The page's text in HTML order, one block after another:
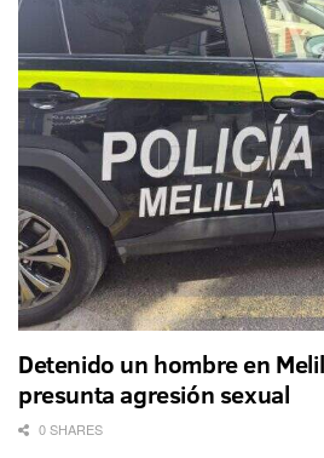
Detenido un hombre en
presunta agresión sexual
0 SHARES